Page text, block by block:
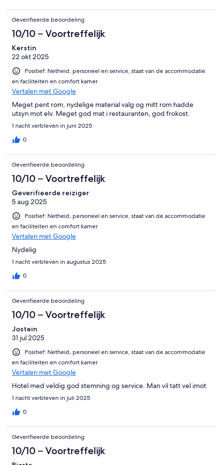
hat, dass eine Hochzeitsgesellschaft kommt und unser Zimmer
wohl doppelt vergeben wurde. Das war eine sehr
unangenehme Erfahrung. Nach ein paar SMS und einem
Gespräch mit der Hotelmanagerin wurde dies geklärt und wir
blieben. Das Zimmer wurde einmal nicht gereinigt und nicht mit
frischen Handtüchern bestückt und die Zimmerkarte wurde
einen Tag zu früh deaktiviert. Deshalb gibt es von uns
deutlichen Punktabzug für ein sonst tolles Hotel in einer typisch
norwegischen schönen Umgebung.
Geverifieerde beoordeling
10/10 – Voortreffelijk
Kerstin
22 okt 2025
Positief: Netheid, personeel en service, staat van de accommodatie
en faciliteiten en comfort kamer
Vertalen met Google
Meget pent rom, nydelige material valg og mitt rom hadde
utsyn mot elv. Meget god mat i restauranten, god frokost.
1 nacht verbleven in juni 2025
0
Geverifieerde beoordeling
10/10 – Voortreffelijk
Geverifieerde reiziger
5 aug 2025
Positief: Netheid, personeel en service, staat van de accommodatie
en faciliteiten en comfort kamer
Vertalen met Google
Nydelig
1 nacht verbleven in augustus 2025
0
Geverifieerde beoordeling
10/10 – Voortreffelijk
Jostein
31 jul 2025
Positief: Netheid, personeel en service, staat van de accommodatie
en faciliteiten en comfort kamer
Vertalen met Google
Hotel med veldig god stemning og service. Man vil tatt vel imot
1 nacht verbleven in juli 2025
0
Geverifieerde beoordeling
10/10 – Voortreffelijk